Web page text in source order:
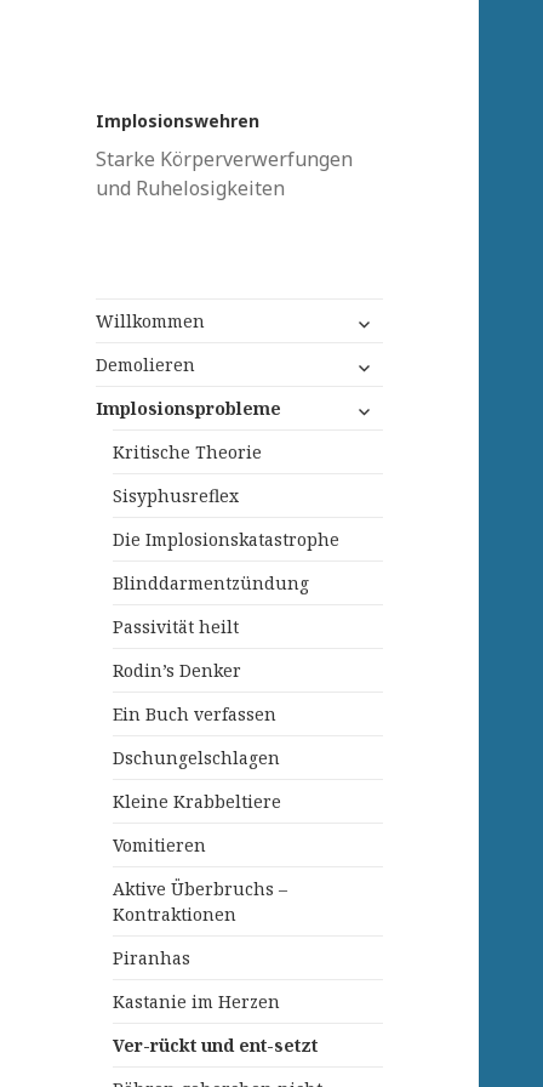
Implosionswehren
Starke Körperverwerfungen
und Ruhelosigkeiten
Willkommen
untermenü
Demolieren
untermenü
Implosionsprobleme
untermenü
Kritische Theorie
Sisyphusreflex
Die Implosionskatastrophe
Blinddarmentzündung
Passivität heilt
Rodin’s Denker
Ein Buch verfassen
Dschungelschlagen
Kleine Krabbeltiere
Vomitieren
Aktive Überbruchs –
Kontraktionen
Piranhas
Kastanie im Herzen
Ver-rückt und ent-setzt